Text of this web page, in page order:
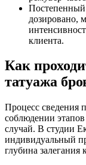
Постепенный
дозировано,
клиента.
Как
татуажа
Процесс сведения
соблюдении
случай. В студии
индивидуальный
глубина